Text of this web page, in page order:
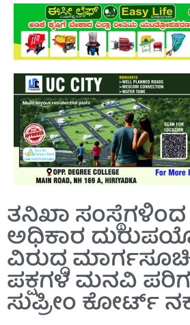
ತನಿಖಾ
ಅಧಿಕಾರ
ವಿರುದ್ಧ
ಪಕ್ಷಗಳ ಮನವಿ
ಸುಪ್ರೀಂ ಕೋರ್ಟ್